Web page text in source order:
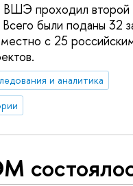
проходил второй
были поданы 32
с 25
и аналитика